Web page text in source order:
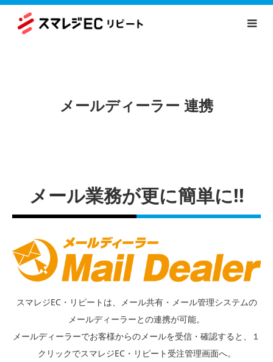
メールディーラー 連携
メール業務が更に簡単に!!
スマレジEC・リピートは、メール共有・メール管理システムの
メールディーラーとの連携が可能。
メールディーラーでお客様からのメールを受信・確認すると、１
クリックでスマレジEC・リピート受注管理画面へ。